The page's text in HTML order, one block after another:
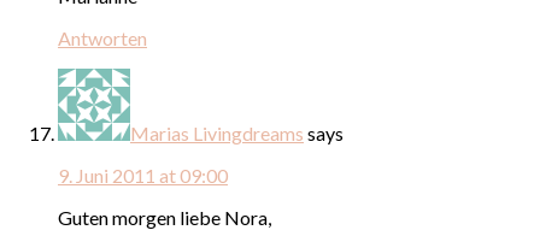
Antworten
Marias Livingdreams says
9. Juni 2011 at 09:00
Guten morgen liebe Nora,